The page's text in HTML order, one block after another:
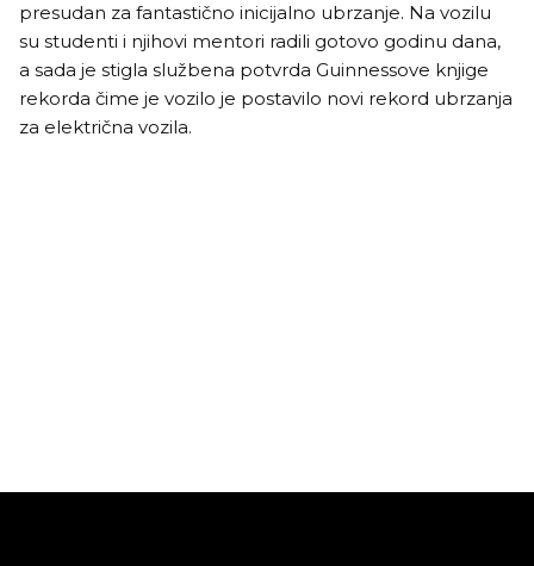
presudan za fantastično inicijalno ubrzanje. Na vozilu
su studenti i njihovi mentori radili gotovo godinu dana,
a sada je stigla službena potvrda Guinnessove knjige
rekorda čime je vozilo je postavilo novi rekord ubrzanja
za električna vozila.